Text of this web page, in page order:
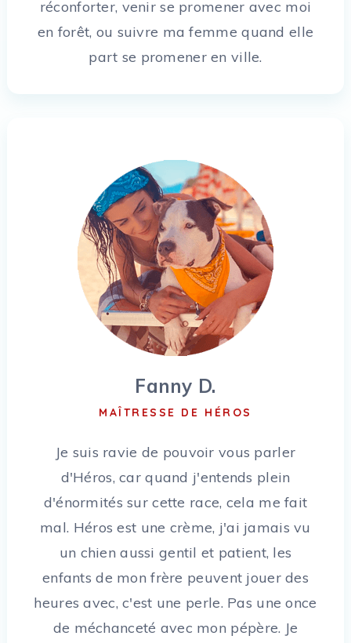
réconforter, venir se promener avec moi
en forêt, ou suivre ma femme quand elle
part se promener en ville.
Fanny D.
MAÎTRESSE DE HÉROS
Je suis ravie de pouvoir vous parler
d'Héros, car quand j'entends plein
d'énormités sur cette race, cela me fait
mal. Héros est une crème, j'ai jamais vu
un chien aussi gentil et patient, les
enfants de mon frère peuvent jouer des
heures avec, c'est une perle. Pas une once
de méchanceté avec mon pépère. Je